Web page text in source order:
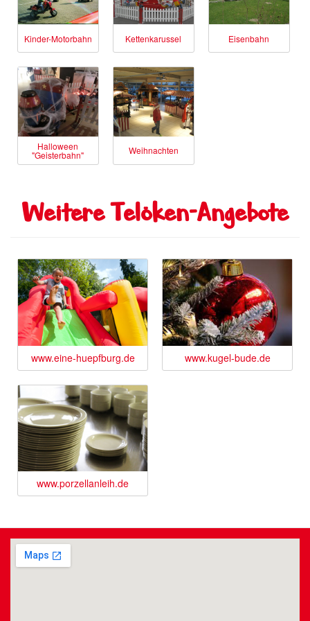
Kinder-Motorbahn Kettenkarussel Eisenbahn
Halloween
"Geisterbahn" Weihnachten
Weitere Telöken-Angebote
www.eine-huepfburg.de www.kugel-bude.de
www.porzellanleih.de